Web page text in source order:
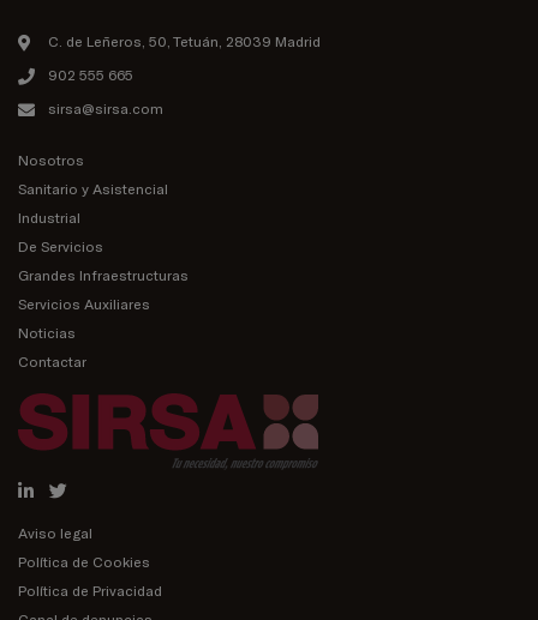
C. de Leñeros, 50, Tetuán, 28039 Madrid
902 555 665
sirsa@sirsa.com
Nosotros
Sanitario y Asistencial
Industrial
De Servicios
Grandes Infraestructuras
Servicios Auxiliares
Noticias
Contactar
Aviso legal
Política de Cookies
Política de Privacidad